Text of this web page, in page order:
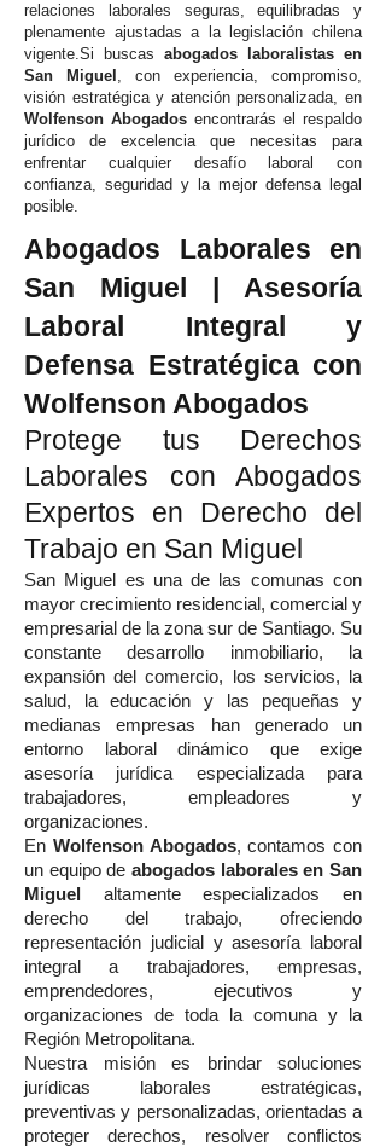
relaciones laborales seguras, equilibradas y
plenamente ajustadas a la legislación chilena
vigente.Si buscas abogados laboralistas en
San Miguel , con experiencia, compromiso,
visión estratégica y atención personalizada, en
Wolfenson Abogados encontrarás el respaldo
jurídico de excelencia que necesitas para
enfrentar cualquier desafío laboral con
confianza, seguridad y la mejor defensa legal
posible.
Abogados Laborales en
San Miguel | Asesoría
Laboral Integral y
Defensa Estratégica con
Wolfenson Abogados
Protege tus Derechos
Laborales con Abogados
Expertos en Derecho del
Trabajo en San Miguel
San Miguel es una de las comunas con
mayor crecimiento residencial, comercial y
empresarial de la zona sur de Santiago. Su
constante desarrollo inmobiliario, la
expansión del comercio, los servicios, la
salud, la educación y las pequeñas y
medianas empresas han generado un
entorno laboral dinámico que exige
asesoría jurídica especializada para
trabajadores, empleadores y
organizaciones.
En Wolfenson Abogados, contamos con
un equipo de abogados laborales en San
Miguel
altamente especializados en
derecho del trabajo, ofreciendo
representación judicial y asesoría laboral
integral a trabajadores, empresas,
emprendedores, ejecutivos y
organizaciones de toda la comuna y la
Región Metropolitana.
Nuestra misión es brindar soluciones
jurídicas laborales estratégicas,
preventivas y personalizadas, orientadas a
proteger derechos, resolver conflictos